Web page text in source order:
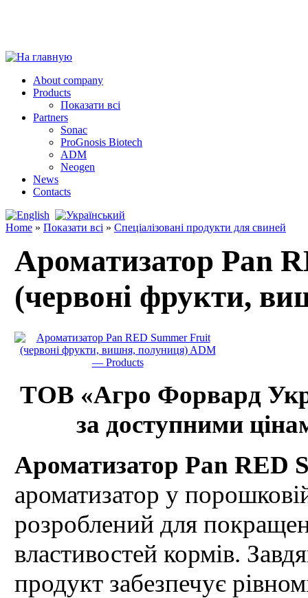
About company
Products
Показати всі
Partners
Sonac
ProGnosis Biotech
ADM
Neogen
News
Contacts
Home » Показати всі » Спеціалізовані продукти для свиней
Ароматизатор Pan
(червоні фрукти,
ТОВ «Агро Форвард
за доступними
Ароматизатор Pan RED
ароматизатор у
розроблений для
властивостей кормів.
продукт забезпечує